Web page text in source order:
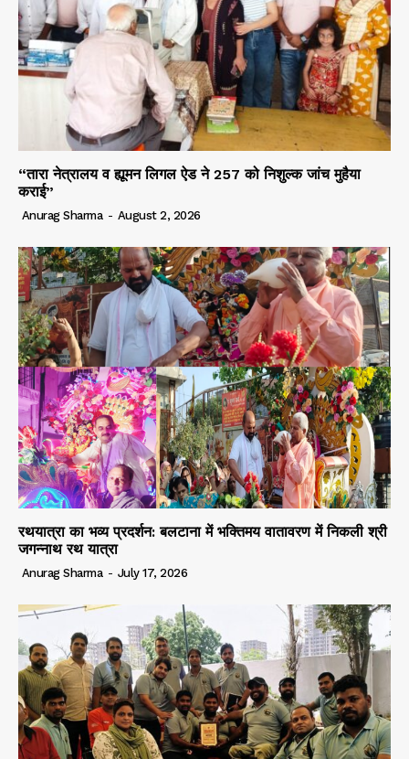
“तारा नेत्रालय व ह्यूमन लिगल ऐड ने 257 को निशुल्क जांच मुहैया
कराई”
Anurag Sharma - August 2, 2026
रथयात्रा का भव्य प्रदर्शन: बलटाना में भक्तिमय वातावरण में निकली श्री
जगन्नाथ रथ यात्रा
Anurag Sharma - July 17, 2026